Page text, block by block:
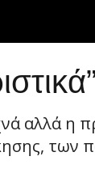
αλλά η
των